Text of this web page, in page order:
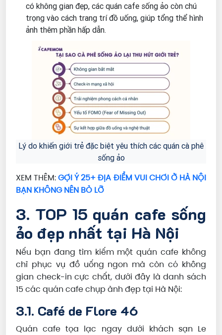
có không gian đẹp, các quán cafe sống ảo còn chú
trọng vào cách trang trí đồ uống, giúp tổng thể hình
ảnh thêm phần hấp dẫn.
Lý do khiến giới trẻ đặc biệt yêu thích các quán cà phê
sống ảo
XEM THÊM:GỢI Ý 25+ ĐỊA ĐIỂM VUI CHƠI Ở HÀ NỘI
BẠN KHÔNG NÊN BỎ LỠ
3. TOP 15 quán cafe sống
ảo đẹp nhất tại Hà Nội
Nếu bạn đang tìm kiếm một quán cafe không
chỉ phục vụ đồ uống ngon mà còn có không
gian check-in cực chất, dưới đây là danh sách
15 các quán cafe chụp ảnh đẹp tại Hà Nội:
3.1. Café de Flore 46
Quán cafe tọa lạc ngay dưới khách sạn Le